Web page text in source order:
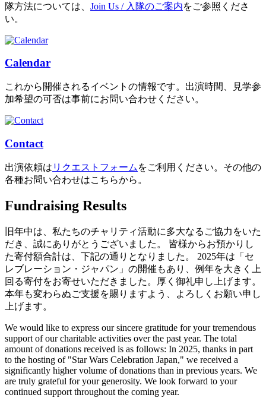
隊方法については、 Join Us / 入隊のご案内をご参照くださ
い。
Calendar
これから開催されるイベントの情報です。出演時間、見学参
加希望の可否は事前にお問い合わせください。
Contact
出演依頼は リクエストフォーム をご利用ください。その他の
各種お問い合わせはこちらから。
Fundraising Results
旧年中は、私たちのチャリティ活動に多大なるご協力をいた
だき、誠にありがとうございました。 皆様からお預かりし
た寄付額合計は、下記の通りとなりました。 2025年は「セ
レブレーション・ジャパン」の開催もあり、例年を大きく上
回る寄付をお寄せいただきました。厚く御礼申し上げます。
本年も変わらぬご支援を賜りますよう、よろしくお願い申し
上げます。
We would like to express our sincere gratitude for your tremendous
support of our charitable activities over the past year. The total
amount of donations received is as follows: In 2025, thanks in part
to the hosting of "Star Wars Celebration Japan," we received a
significantly higher volume of donations than in previous years. We
are truly grateful for your generosity. We look forward to your
continued support throughout the coming year.